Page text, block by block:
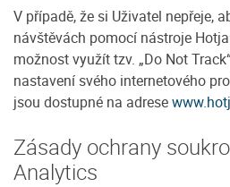
V případě, že si Uživatel nepřeje,
návštěvách pomocí nástroje
možnost využít tzv. „Do Not
nastavení svého internetového
jsou dostupné na adrese
Zásady ochrany
Analytics